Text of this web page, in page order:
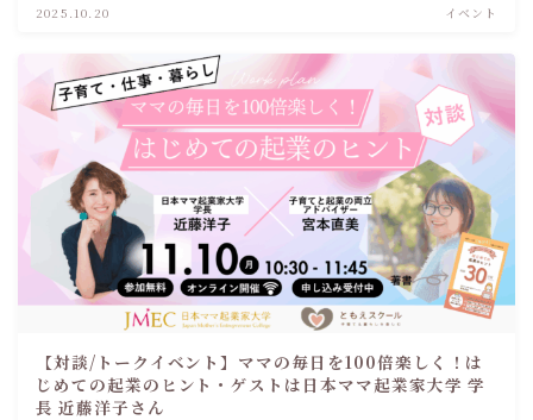
2025.10.20 イベント
【対談/トークイベント】ママの毎日を100倍楽しく！は
じめての起業のヒント・ゲストは日本ママ起業家大学 学
長 近藤洋子さん